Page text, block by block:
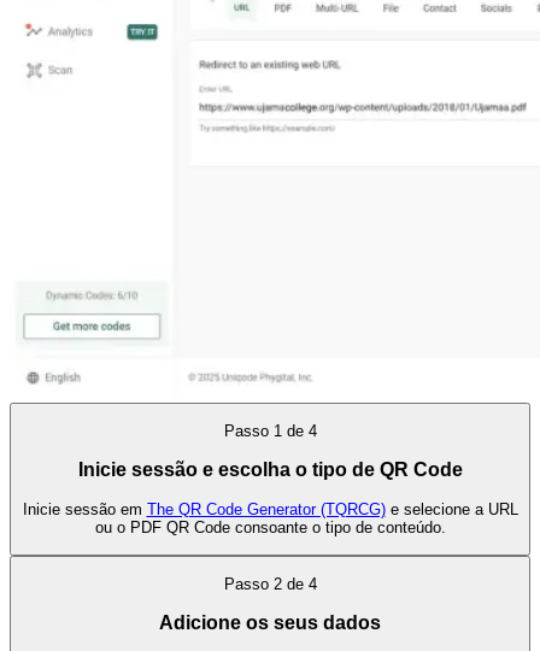
Passo 1 de 4
Inicie sessão e escolha o tipo de QR Code
Inicie sessão em The QR Code Generator (TQRCG)e selecione a URL
ou o PDF QR Code consoante o tipo de conteúdo.
Passo 2 de 4
Adicione os seus dados